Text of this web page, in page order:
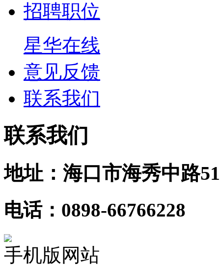
招聘职位
星华在线
意见反馈
联系我们
联系我们
地址：海口市海秀中路
电话：0898-66766228
手机版网站